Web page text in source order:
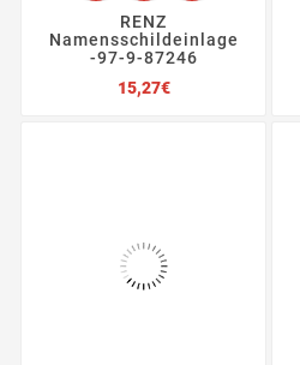
RENZ
Namensschildeinlage
-97-9-87246
15,27€Preis